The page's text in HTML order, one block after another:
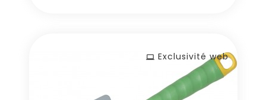
Exclusivité web